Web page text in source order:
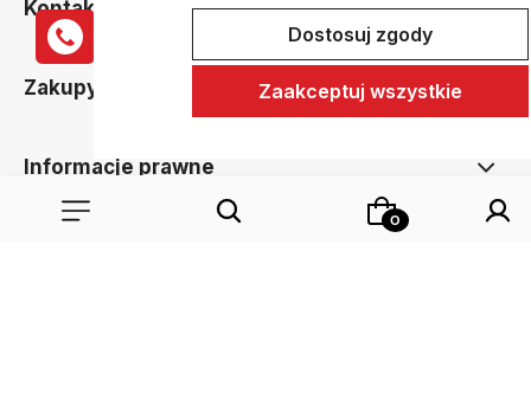
Kontakt
Zakupy
Informacje prawne
Dostosuj zgody
Zaakceptuj wszystkie